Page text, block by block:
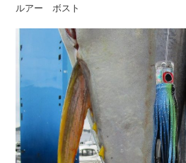
ルアー ボスト